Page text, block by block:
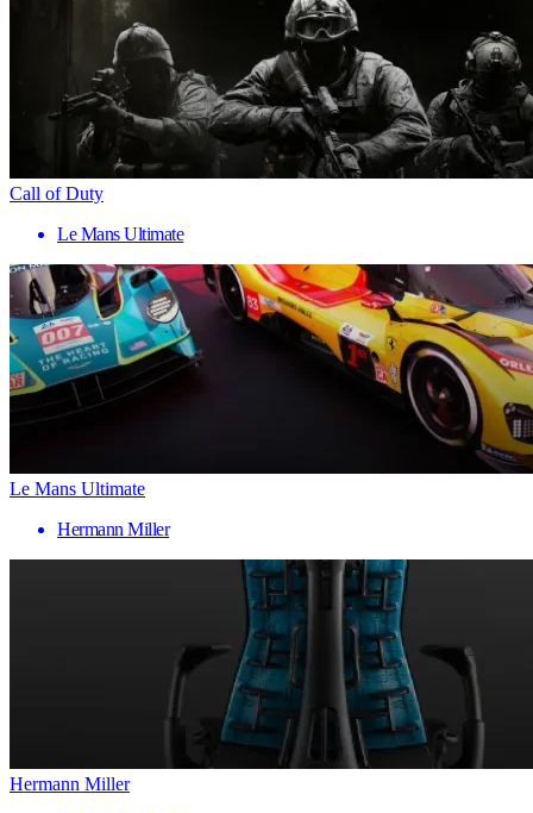
Call of Duty
Le Mans Ultimate
Le Mans Ultimate
Hermann Miller
Hermann Miller